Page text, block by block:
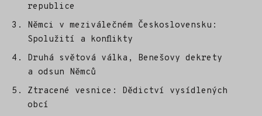
republice
Němci v meziválečném Československu:
Spolužití a konflikty
Druhá světová válka, Benešovy dekrety
a odsun Němců
Ztracené vesnice: Dědictví vysídlených
obcí